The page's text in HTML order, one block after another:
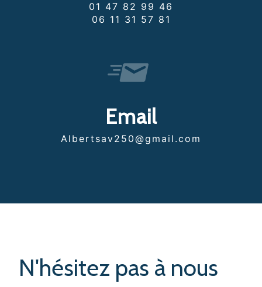
01 47 82 99 46
06 11 31 57 81
Email
albertsav250@gmail.com
N'hésitez pas à nous